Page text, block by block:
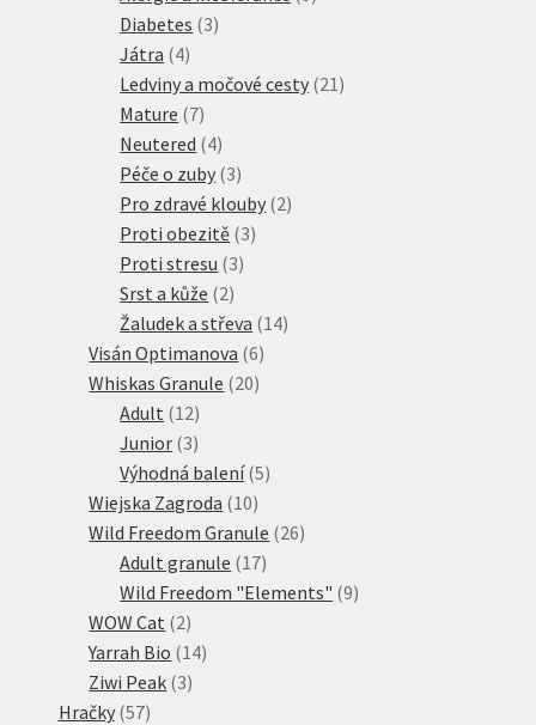
Diabetes 33
Játra 44
produkty
Ledviny a močové cesty 21 21
Mature 77
produktů
Neutered 44
produkty
Péče o zuby 33
produkty
Pro zdravé klouby 22
Proti obezitě 33
Proti stresu 33
Srst a kůže 22
produkty
Žaludek a střeva 1414
Visán Optimanova 66
produktů
Whiskas Granule 2020
Adult 1212
produktů
Junior 33
produkty
Výhodná balení 55
Wiejska Zagroda 1010
produktů
Wild Freedom Granule 2626
Adult granule 1717
produktů
Wild Freedom "Elements" 99
WOW Cat 22
produkty
Yarrah Bio 1414
Ziwi Peak 33
Hračky 5757